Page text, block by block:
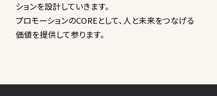
ションを設計していきます。
プロモーションのCOREとして、人と未来をつなげる
価値を提供して参ります。